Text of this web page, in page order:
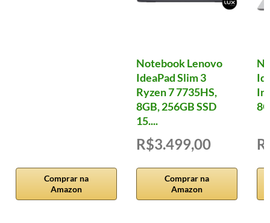
Comprar na
Amazon
Notebook Lenovo
IdeaPad Slim 3
Ryzen 7 7735HS,
8GB, 256GB SSD
15....
R$3.499,00
Comprar na
Amazon